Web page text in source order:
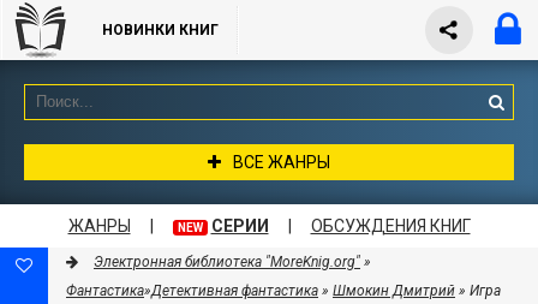
НОВИНКИ КНИГ
ВСЕ ЖАНРЫ
ЖАНРЫ NEW СЕРИИ ОБСУЖДЕНИЯ КНИГ
Электронная библиотека "MoreKnig.org" »
Фантастика»Детективная фантастика » Шмокин Дмитрий » Игра